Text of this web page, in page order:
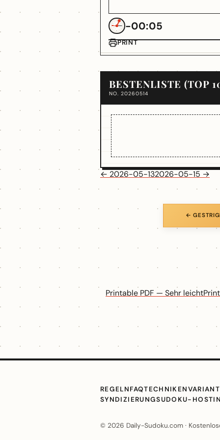
-00:05
PRINT
BESTENLISTE (TOP
NO. 20260514
← 2026-05-132026-05-15 →
←
Printable PDF — Sehr leicht
REGELNFAQTECHNIKEN
SYNDIZIERUNGSUDOKU-
© 2026 Daily-Sudoku.com ·